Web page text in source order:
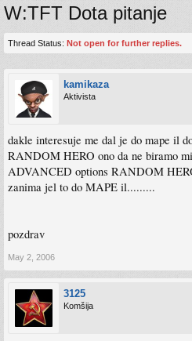
W:TFT Dota pitanje
Thread Status: Not open for further replies.
kamikaza
Aktivista
dakle interesuje me dal je do mape il
RANDOM HERO ono da ne biramo
ADVANCED options RANDOM
zanima jel to do MAPE il.........
pozdrav
May 2, 2006
3125
Komšija